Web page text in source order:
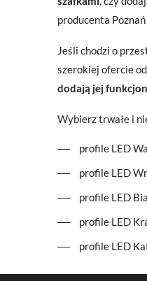
producenta
Jeśli chodzi o
szerokiej ofercie
dodają jej
Wybierz trwałe i
profile LED
profile LED
profile LED
profile LED
profile LED